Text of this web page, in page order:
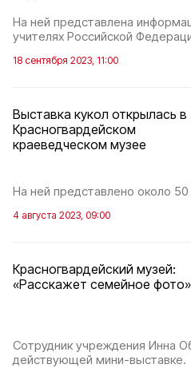
На ней представлена
учителях Российской
18 сентября 2023, 11:00
Выставка кукол открылась в
Красногвардейском
краеведческом музее
На ней представлено около
4 августа 2023, 09:00
Красногвардейский музей:
«Расскажет семейное фото»
Сотрудник учреждения Инна
действующей мини-выставке.